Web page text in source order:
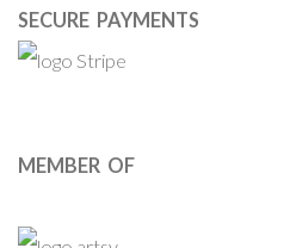
SECURE PAYMENTS
MEMBER OF